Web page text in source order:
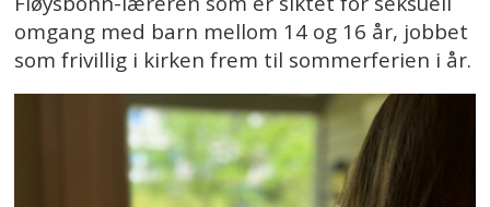
omgang med barn mellom 14 og 16 år, jobbet
som frivillig i kirken frem til sommerferien i år.